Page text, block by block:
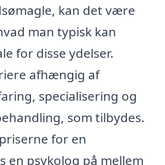
kan det være
man typisk kan
for disse ydelser.
afhængig af
specialisering og
som tilbydes.
for en
en psykolog på mellem